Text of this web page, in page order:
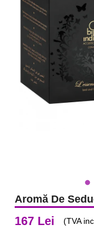
Aromă De
167 Lei (TVA